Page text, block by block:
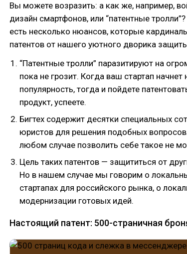
Вы можете возразить: а как же, например,
дизайн смартфонов, или “патентные
есть несколько нюансов, которые
патентов от нашего уютного дворика
“Патентные тролли” паразитируют на
пока не грозит. Когда ваш стартап
популярность, тогда и пойдете
продукт, успеете.
Бигтех содержит десятки специальных
юристов для решения подобных
любом случае позволить себе такое не
Цель таких патентов — защититься от
Но в нашем случае мы говорим о
стартапах для российского рынка, о
модернизации готовых идей.
Настоящий патент: 500-страничная